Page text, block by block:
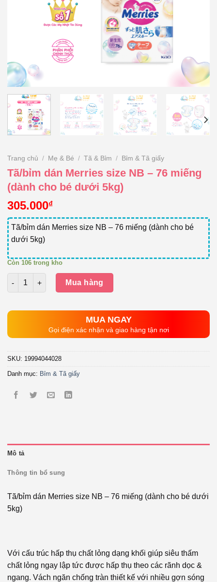
Trang chủ / Mẹ & Bé / Tã & Bỉm / Bỉm & Tã giấy
Tã/bỉm dán Merries size NB – 76 miếng
(dành cho bé dưới 5kg)
305.000₫
Tã/bỉm dán Merries size NB – 76 miếng (dành cho bé
dưới 5kg)
Còn 106 trong kho
Số lượng
Mua hàng
MUA NGAY
Gọi điện xác nhận và giao hàng tận nơi
SKU: 19994044028
Danh mục: Bỉm & Tã giấy
Mô tả
Thông tin bổ sung
Tã/bỉm dán Merries size NB – 76 miếng (dành cho bé dưới
5kg)
Với cấu trúc hấp thụ chất lỏng dạng khối giúp siêu thấm
chất lỏng ngay lập tức được hấp thụ theo các rãnh dọc &
ngang. Vách ngăn chống tràn thiết kế với nhiều gợn sóng